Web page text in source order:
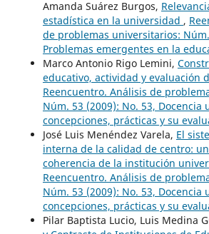
Amanda Suárez Burgos,
estadística en la universidad ,
de problemas universitarios:
Problemas emergentes en la
Marco Antonio Rigo Lemini,
educativo, actividad y evaluación
Reencuentro. Análisis de
Núm. 53 (2009): No. 53, Docencia
concepciones, prácticas y su
José Luis Menéndez Varela, El
interna de la calidad de centro:
coherencia de la institución
Reencuentro. Análisis de
Núm. 53 (2009): No. 53, Docencia
concepciones, prácticas y su
Pilar Baptista Lucio, Luis Medina